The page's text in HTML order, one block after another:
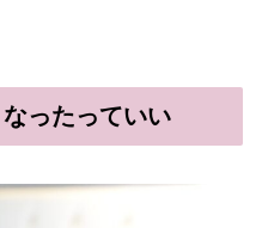
ったっていい